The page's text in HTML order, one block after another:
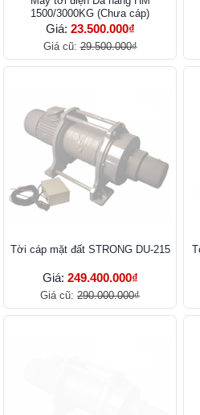
1500/3000KG (Chưa cáp)
Giá: 23.500.000₫
Giá cũ:29.500.000₫
Tời cáp mặt đất STRONG DU-215
Giá: 249.400.000₫
Giá cũ: 290.000.000₫